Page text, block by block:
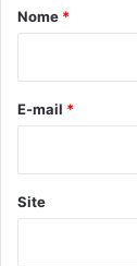
r
*
Nome *
E-mail *
Site